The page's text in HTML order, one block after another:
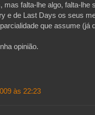
mas falta-lhe algo, falta-lhe
e de Last Days os seus
que assume (já
opinião.
às 22:23